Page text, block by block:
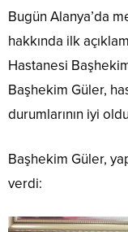
Bugün Alanya’da
hakkında ilk
Hastanesi
Başhekim Güler,
durumlarının iyi
Başhekim Güler,
verdi: